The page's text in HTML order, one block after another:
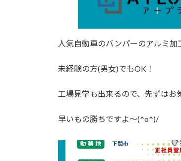
人気自動車のバンパーのアルミ加
未経験の方(男女)でもOK！
工場見学も出来るので、先ずはお
早いもの勝ちですよ～(^o^)/